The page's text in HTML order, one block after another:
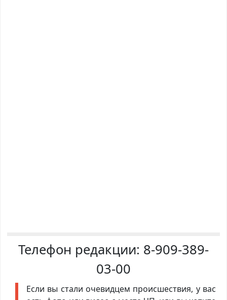
Телефон редакции: 8-909-389-
03-00
Если вы стали очевидцем происшествия, у вас